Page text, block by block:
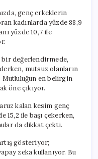
genç erkeklerin
kadınlarda yüzde 88,9
yüzde 10,7 ile
bir değerlendirmede,
mutsuz olanların
Mutluluğun en belirgin
öne çıkıyor.
kalan kesim genç
15,2 ile başı çekerken,
da dikkat çekti.
gösteriyor;
zeka kullanıyor. Bu